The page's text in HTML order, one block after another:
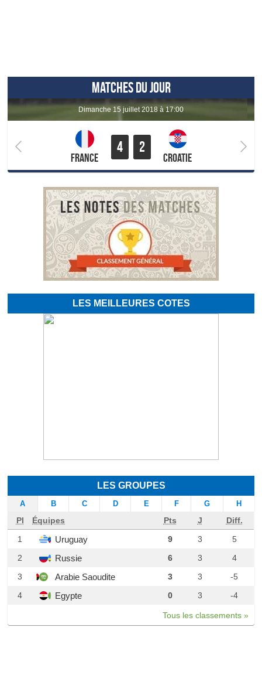
MATCHES DU JOUR
dimanche 15 juillet 2018 à 17:00
France
4 2
Croatie
LES MEILLEURES COTES
LES GROUPES
A B C D E F G H
Pl Équipes Pts J
Diff.
1
Uruguay 9 3
5
2
Russie 6 3
4
3
Arabie Saoudite 3 3
-5
4
Egypte 0 3 -4
Tous les classements »